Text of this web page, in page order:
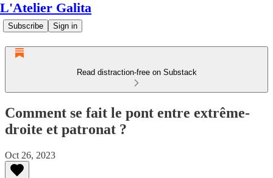
L'Atelier Galita
Subscribe Sign in
Read distraction-free on Substack
Comment se fait le pont entre extrême-
droite et patronat ?
Oct 26, 2023